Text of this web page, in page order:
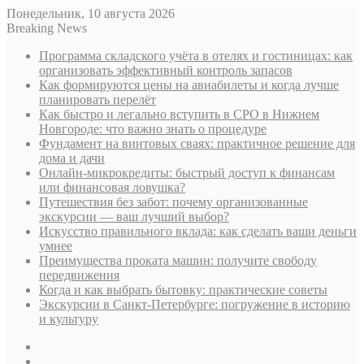
Понедельник, 10 августа 2026
Breaking News
Программа складского учёта в отелях и гостиницах: как
организовать эффективный контроль запасов
Как формируются цены на авиабилеты и когда лучше
планировать перелёт
Как быстро и легально вступить в СРО в Нижнем
Новгороде: что важно знать о процедуре
Фундамент на винтовых сваях: практичное решение для
дома и дачи
Онлайн-микрокредиты: быстрый доступ к финансам
или финансовая ловушка?
Путешествия без забот: почему организованные
экскурсии — ваш лучший выбор?
Искусство правильного вклада: как сделать ваши деньги
умнее
Преимущества проката машин: получите свободу
передвижения
Когда и как выбрать бытовку: практические советы
Экскурсии в Санкт-Петербурге: погружение в историю
и культуру